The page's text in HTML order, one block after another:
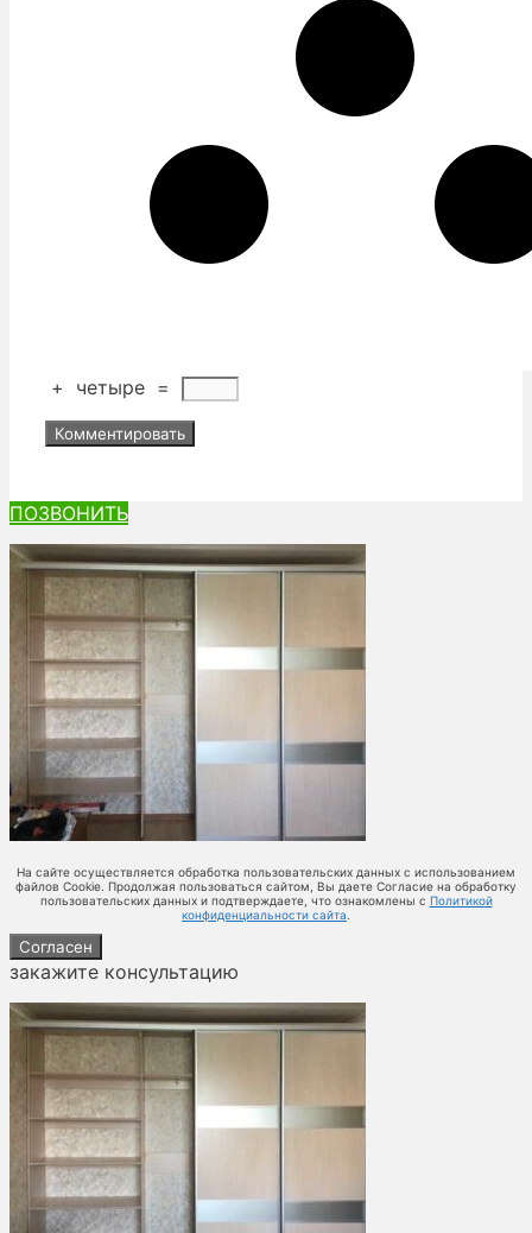
+ четыре =
ПОЗВОНИТЬ
На сайте осуществляется обработка пользовательских данных с использованием
файлов Cookie. Продолжая пользоваться сайтом, Вы даете Согласие на обработку
пользовательских данных и подтверждаете, что ознакомлены с Политикой
конфиденциальности сайта
Согласен
закажите консультацию